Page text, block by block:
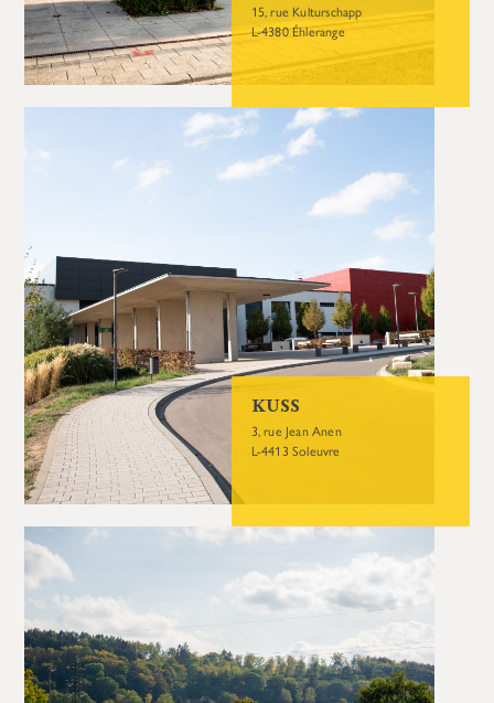
15, rue Kulturschapp
L-4380 Éhlerange
KUSS
3, rue Jean Anen
L-4413 Soleuvre